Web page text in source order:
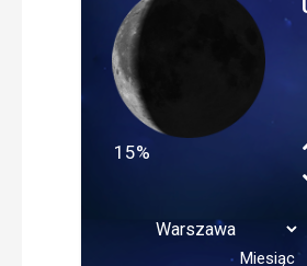
15%
Miesiąc